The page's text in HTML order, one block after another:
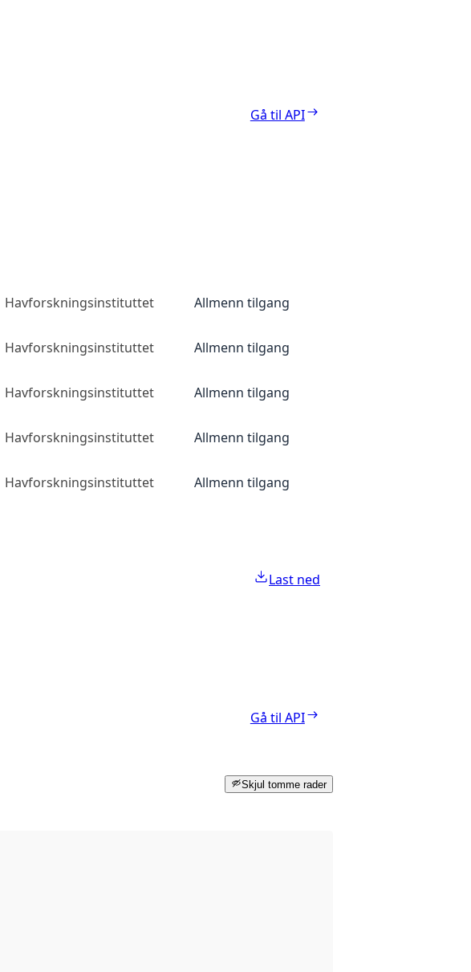
Gå til API
Havforskningsinstituttet Allmenn tilgang
Havforskningsinstituttet Allmenn tilgang
Havforskningsinstituttet Allmenn tilgang
Havforskningsinstituttet Allmenn tilgang
Havforskningsinstituttet Allmenn tilgang
Last ned
Gå til API
Skjul tomme rader